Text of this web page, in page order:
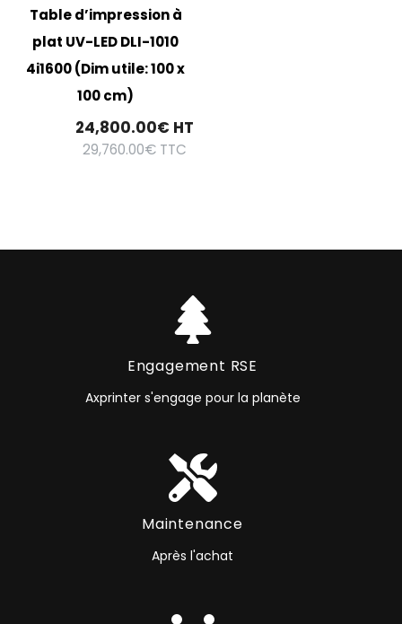
Table d’impression à
plat UV-LED DLI-1010
4i1600 (Dim utile: 100 x
100 cm)
24,800.00€ HT
29,760.00€ TTC
Engagement RSE
Axprinter s'engage pour la planète
Maintenance
Après l'achat